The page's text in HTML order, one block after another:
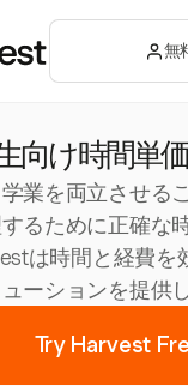
無
向け時間単
業を両立させる
るために正確な
は時間と経費を
ューションを提供
Try Harvest